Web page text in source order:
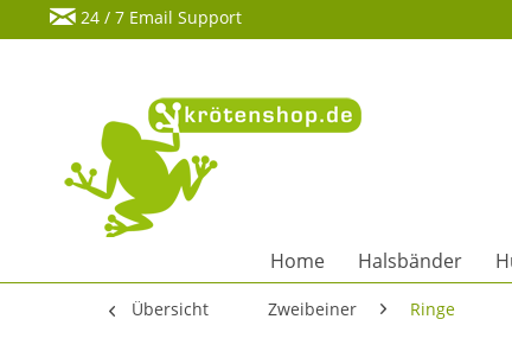
24 / 7 Email Support
Home Halsbänder
Übersicht Zweibeiner Ringe